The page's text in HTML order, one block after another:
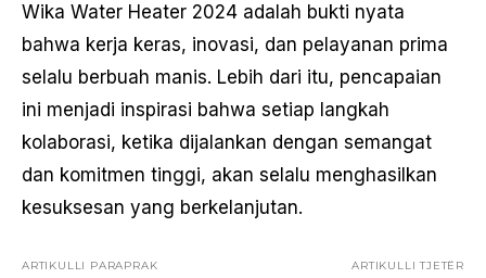
Wika Water Heater 2024 adalah bukti nyata
bahwa kerja keras, inovasi, dan pelayanan prima
selalu berbuah manis. Lebih dari itu, pencapaian
ini menjadi inspirasi bahwa setiap langkah
kolaborasi, ketika dijalankan dengan semangat
dan komitmen tinggi, akan selalu menghasilkan
kesuksesan yang berkelanjutan.
ARTIKULLI PARAPRAK ARTIKULLI TJETËR